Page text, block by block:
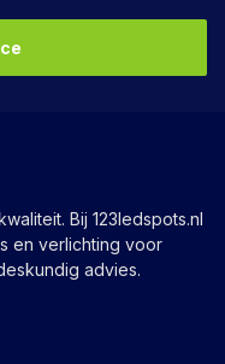
Bij 123ledspots.nl
en verlichting voor
advies.